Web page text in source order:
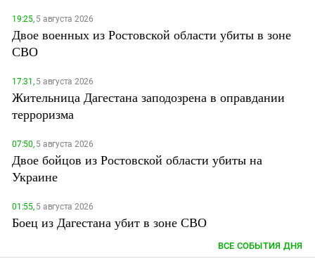
19:25,5 августа 2026
Двое военных из Ростовской области убиты в зоне
СВО
17:31,5 августа 2026
Жительница Дагестана заподозрена в оправдании
терроризма
07:50,5 августа 2026
Двое бойцов из Ростовской области убиты на
Украине
01:55,5 августа 2026
Боец из Дагестана убит в зоне СВО
ВСЕ СОБЫТИЯ ДНЯ